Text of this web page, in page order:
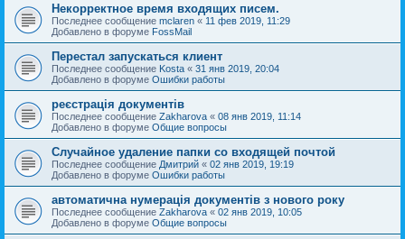
Некорректное время входящих писем.
Последнее сообщение mclaren « 11 фев 2019, 11:29
Добавлено в форуме FossMail
Перестал запускаться клиент
Последнее сообщение Kosta « 31 янв 2019, 20:04
Добавлено в форуме Ошибки работы
реєстрація документів
Последнее сообщение Zakharova « 08 янв 2019, 11:14
Добавлено в форуме Общие вопросы
Случайное удаление папки со входящей почтой
Последнее сообщение Дмитрий « 02 янв 2019, 19:19
Добавлено в форуме Ошибки работы
автоматична нумерація документів з нового року
Последнее сообщение Zakharova « 02 янв 2019, 10:05
Добавлено в форуме Общие вопросы